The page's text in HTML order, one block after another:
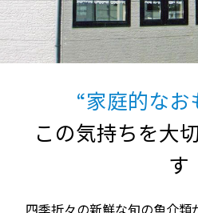
“家庭的なお
この気持ちを大
す
四季折々の新鮮な旬の魚介